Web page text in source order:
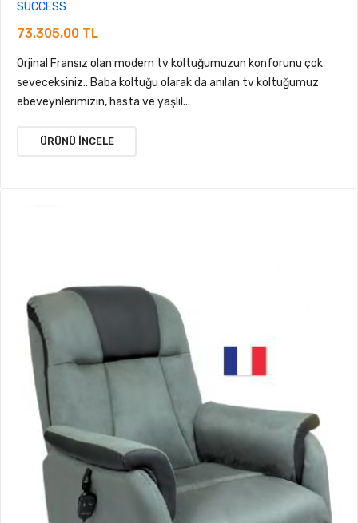
SUCCESS
73.305,00 TL
Orjinal Fransız olan modern tv koltuğumuzun konforunu çok
seveceksiniz.. Baba koltuğu olarak da anılan tv koltuğumuz
ebeveynlerimizin, hasta ve yaşlıl...
ÜRÜNÜ İNCELE